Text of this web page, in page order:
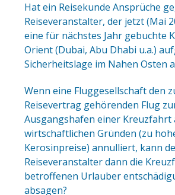
Hat ein Reisekunde Ansprüche
Reiseveranstalter, der jetzt (Mai
eine für nächstes Jahr gebuchte
Orient (Dubai, Abu Dhabi u.a.)
Sicherheitslage im Nahen Osten
Wenn eine Fluggesellschaft den
Reisevertrag gehörenden Flug
Ausgangshafen einer Kreuzfahrt
wirtschaftlichen Gründen (zu
Kerosinpreise) annulliert, kann
Reiseveranstalter dann die
betroffenen Urlauber
absagen?